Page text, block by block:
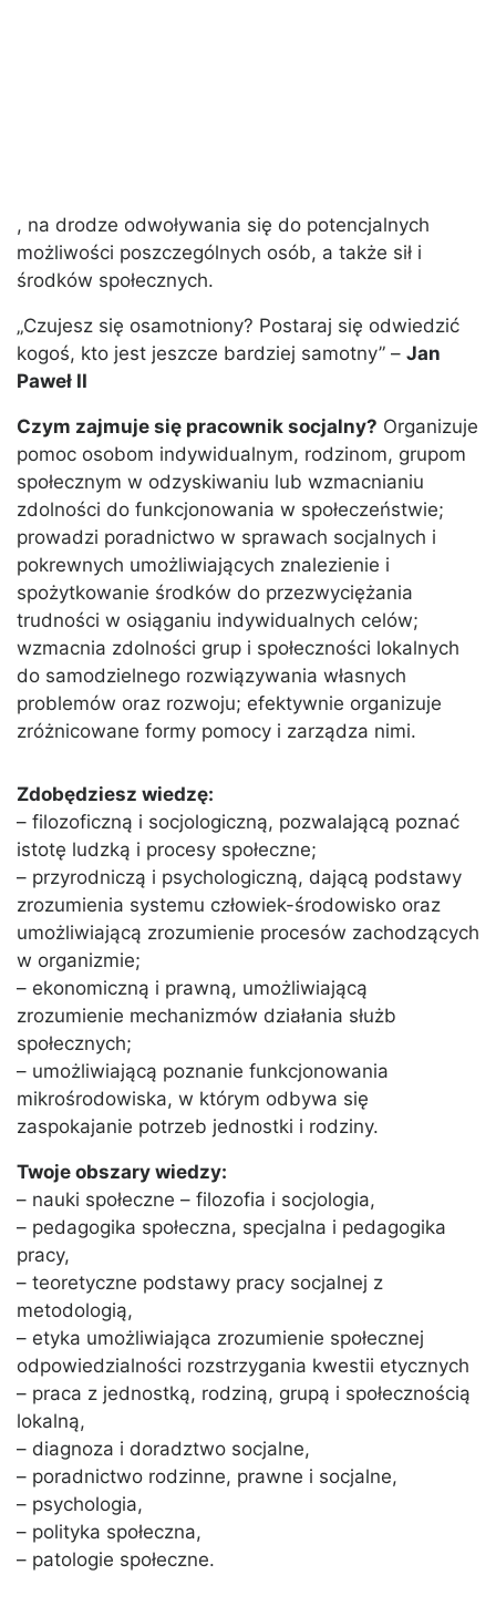
, na drodze odwoływania się do potencjalnych
możliwości poszczególnych osób, a także sił i
środków społecznych.
„Czujesz się osamotniony? Postaraj się odwiedzić
kogoś, kto jest jeszcze bardziej samotny” – Jan
Paweł II
Czym zajmuje się pracownik socjalny? Organizuje
pomoc osobom indywidualnym, rodzinom, grupom
społecznym w odzyskiwaniu lub wzmacnianiu
zdolności do funkcjonowania w społeczeństwie;
prowadzi poradnictwo w sprawach socjalnych i
pokrewnych umożliwiających znalezienie i
spożytkowanie środków do przezwyciężania
trudności w osiąganiu indywidualnych celów;
wzmacnia zdolności grup i społeczności lokalnych
do samodzielnego rozwiązywania własnych
problemów oraz rozwoju; efektywnie organizuje
zróżnicowane formy pomocy i zarządza nimi.
Zdobędziesz wiedzę:
– filozoficzną i socjologiczną, pozwalającą poznać
istotę ludzką i procesy społeczne;
– przyrodniczą i psychologiczną, dającą podstawy
zrozumienia systemu człowiek-środowisko oraz
umożliwiającą zrozumienie procesów zachodzących
w organizmie;
– ekonomiczną i prawną, umożliwiającą
zrozumienie mechanizmów działania służb
społecznych;
– umożliwiającą poznanie funkcjonowania
mikrośrodowiska, w którym odbywa się
zaspokajanie potrzeb jednostki i rodziny.
Twoje obszary wiedzy:
– nauki społeczne – filozofia i socjologia,
– pedagogika społeczna, specjalna i pedagogika
pracy,
– teoretyczne podstawy pracy socjalnej z
metodologią,
– etyka umożliwiająca zrozumienie społecznej
odpowiedzialności rozstrzygania kwestii etycznych
– praca z jednostką, rodziną, grupą i społecznością
lokalną,
– diagnoza i doradztwo socjalne,
– poradnictwo rodzinne, prawne i socjalne,
– psychologia,
– polityka społeczna,
– patologie społeczne.